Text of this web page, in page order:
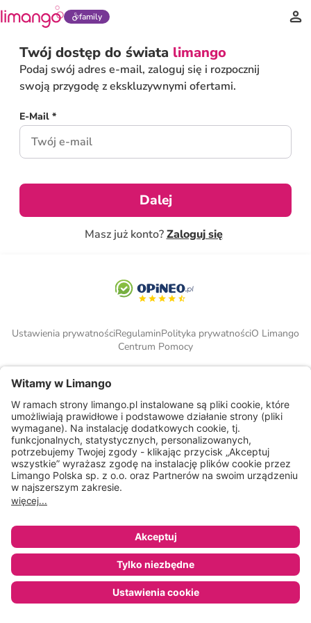
family
Twój dostęp do świata limango
Podaj swój adres e-mail, zaloguj się i rozpocznij
swoją przygodę z ekskluzywnymi ofertami.
E-Mail *
Dalej
Masz już konto?Zaloguj się
Ustawienia prywatnościRegulaminPolityka prywatnościO Limango
Centrum Pomocy